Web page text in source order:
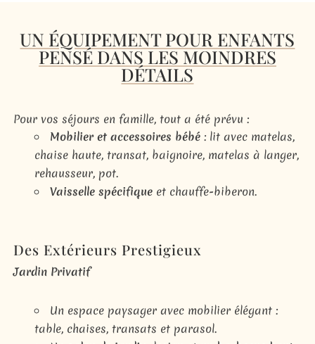
UN ÉQUIPEMENT POUR ENFANTS
PENSÉ DANS LES MOINDRES
DÉTAILS
Pour vos séjours en famille, tout a été prévu :
Mobilier et accessoires bébé: lit avec matelas,
chaise haute, transat, baignoire, matelas à langer,
rehausseur, pot.
Vaisselle spécifiqueet chauffe-biberon.
Des Extérieurs Prestigieux
Jardin Privatif
Un espace paysager avec mobilier élégant :
table, chaises, transats et parasol.